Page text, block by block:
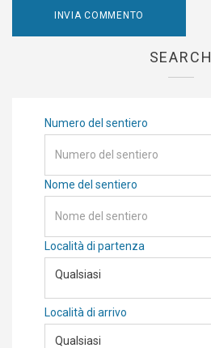
SEARCH
Numero del sentiero
Nome del sentiero
Località di partenza
Qualsiasi
Località di arrivo
Qualsiasi